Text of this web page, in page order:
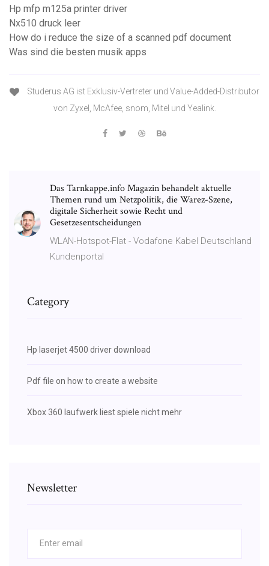
Hp mfp m125a printer driver
Nx510 druck leer
How do i reduce the size of a scanned pdf document
Was sind die besten musik apps
Studerus AG ist Exklusiv-Vertreter und Value-Added-Distributor
von Zyxel, McAfee, snom, Mitel und Yealink.
Das Tarnkappe.info Magazin behandelt aktuelle
Themen rund um Netzpolitik, die Warez-Szene,
digitale Sicherheit sowie Recht und
Gesetzesentscheidungen
WLAN-Hotspot-Flat - Vodafone Kabel Deutschland
Kundenportal
Category
Hp laserjet 4500 driver download
Pdf file on how to create a website
Xbox 360 laufwerk liest spiele nicht mehr
Newsletter